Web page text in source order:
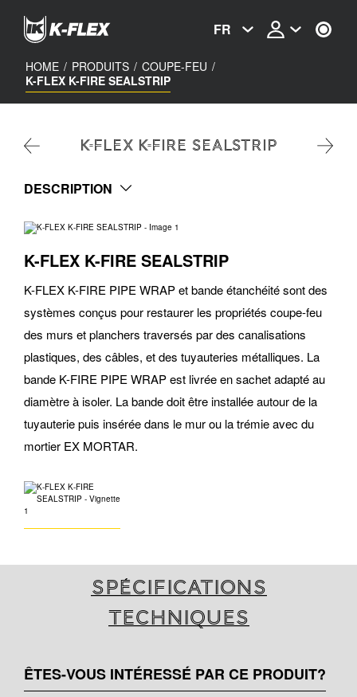
content
FR
HOME / PRODUITS / COUPE-FEU /
K-FLEX K-FIRE SEALSTRIP
K-FLEX K-FIRE SEALSTRIP
DESCRIPTION
K-FLEX K-FIRE SEALSTRIP
K-FLEX K-FIRE PIPE WRAP et bande étanchéité sont des
systèmes conçus pour restaurer les propriétés coupe-feu
des murs et planchers traversés par des canalisations
plastiques, des câbles, et des tuyauteries métalliques. La
bande K-FIRE PIPE WRAP est livrée en sachet adapté au
diamètre à isoler. La bande doit être installée autour de la
tuyauterie puis insérée dans le mur ou la trémie avec du
mortier EX MORTAR.
Spécifications
techniques
ÊTES-VOUS INTÉRESSÉ PAR CE PRODUIT?